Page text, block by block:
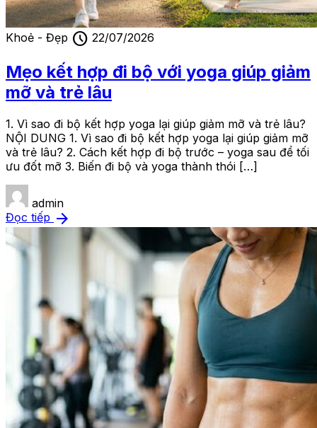
Khoẻ - Đẹp schedule 22/07/2026
Mẹo kết hợp đi bộ với yoga giúp giảm
mỡ và trẻ lâu
1. Vì sao đi bộ kết hợp yoga lại giúp giảm mỡ và trẻ lâu?
NỘI DUNG 1. Vì sao đi bộ kết hợp yoga lại giúp giảm mỡ
và trẻ lâu? 2. Cách kết hợp đi bộ trước – yoga sau để tối
ưu đốt mỡ 3. Biến đi bộ và yoga thành thói […]
admin
Đọc tiếp arrow_forward